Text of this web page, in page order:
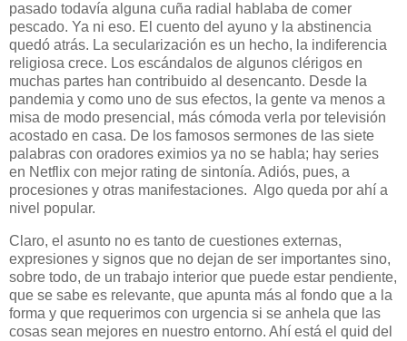
pasado todavía alguna cuña radial hablaba de comer
pescado. Ya ni eso. El cuento del ayuno y la abstinencia
quedó atrás. La secularización es un hecho, la indiferencia
religiosa crece. Los escándalos de algunos clérigos en
muchas partes han contribuido al desencanto. Desde la
pandemia y como uno de sus efectos, la gente va menos a
misa de modo presencial, más cómoda verla por televisión
acostado en casa. De los famosos sermones de las siete
palabras con oradores eximios ya no se habla; hay series
en Netflix con mejor rating de sintonía. Adiós, pues, a
procesiones y otras manifestaciones. Algo queda por ahí a
nivel popular.
Claro, el asunto no es tanto de cuestiones externas,
expresiones y signos que no dejan de ser importantes sino,
sobre todo, de un trabajo interior que puede estar pendiente,
que se sabe es relevante, que apunta más al fondo que a la
forma y que requerimos con urgencia si se anhela que las
cosas sean mejores en nuestro entorno. Ahí está el quid del